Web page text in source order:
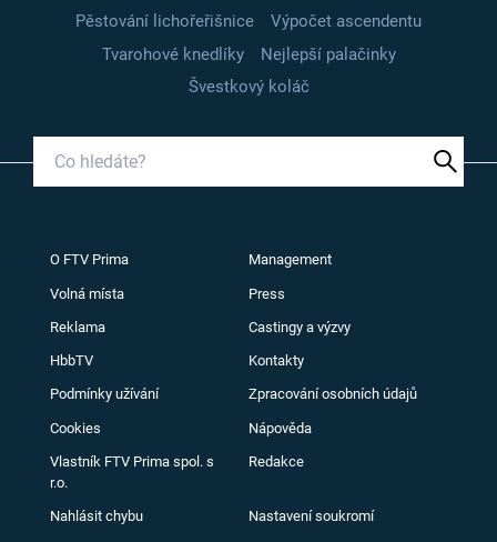
Pěstování lichořeřišnice
Výpočet ascendentu
Tvarohové knedlíky
Nejlepší palačinky
Švestkový koláč
O FTV Prima Management
Volná místa Press
Reklama Castingy a výzvy
HbbTV Kontakty
Podmínky užívání Zpracování osobních údajů
Cookies Nápověda
Vlastník FTV Prima spol. s
r.o.
Redakce
Nahlásit chybu Nastavení soukromí